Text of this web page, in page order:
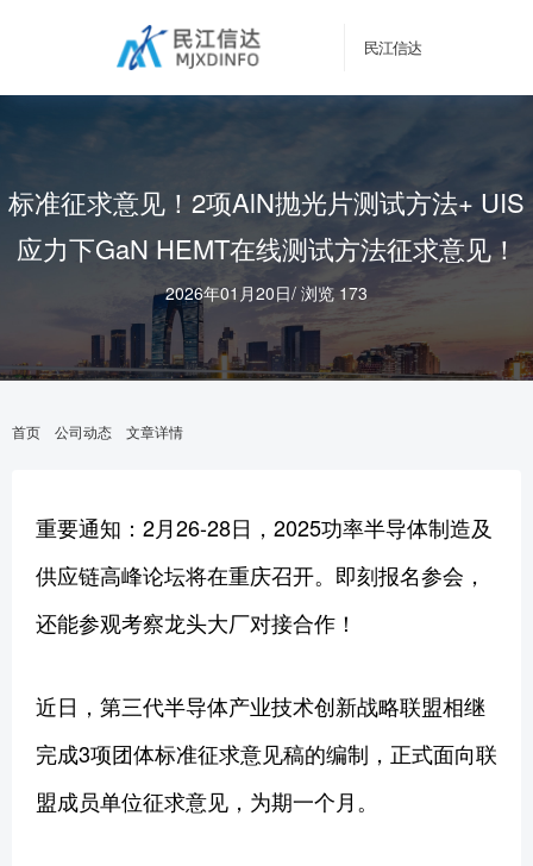
民江信达
标准征求意见！2项AlN抛光片测试方法+ UIS
应力下GaN HEMT在线测试方法征求意见！
2026年01月20日/ 浏览 173
首页 公司动态 文章详情
重要通知：2月26-28日，2025功率半导体制造及
供应链高峰论坛将在重庆召开。即刻报名参会，
还能参观考察龙头大厂对接合作！
近日，第三代半导体产业技术创新战略联盟相继
完成3项团体标准征求意见稿的编制，正式面向联
盟成员单位征求意见，为期一个月。